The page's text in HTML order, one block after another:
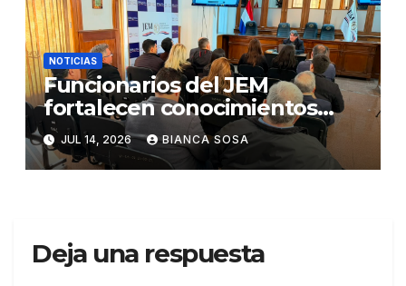
NOTICIAS
Funcionarios del JEM
fortalecen conocimientos
sobre administración de
contratos públicos
JUL 14, 2026 BIANCA SOSA
Deja una respuesta